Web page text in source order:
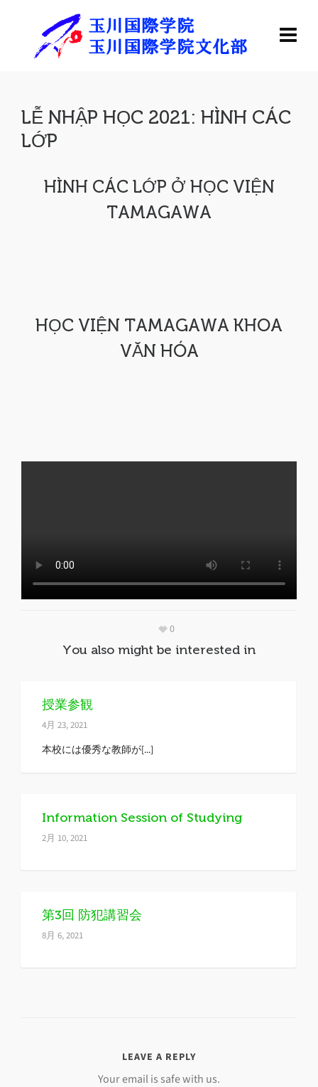
LỄ NHẬP HỌC 2021: HÌNH CÁC
LỚP
HÌNH CÁC LỚP Ở HỌC VIỆN
TAMAGAWA
HỌC VIỆN TAMAGAWA KHOA
VĂN HÓA
0
You also might be interested in
授業参観
4月 23, 2021
本校には優秀な教師が[...]
Information Session of Studying
2月 10, 2021
第3回 防犯講習会
8月 6, 2021
LEAVE A REPLY
Your email is safe with us.